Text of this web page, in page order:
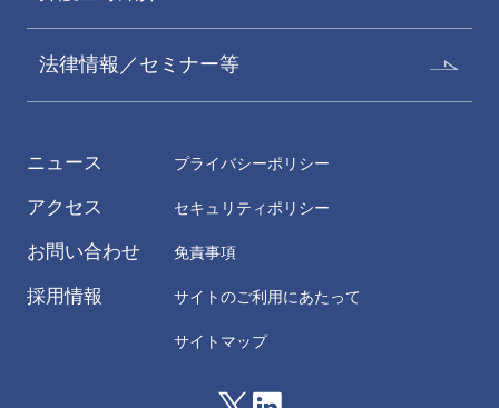
法律情報／セミナー等
ニュース
アクセス
お問い合わせ
採用情報
プライバシーポリシー
セキュリティポリシー
免責事項
サイトのご利用にあたって
サイトマップ